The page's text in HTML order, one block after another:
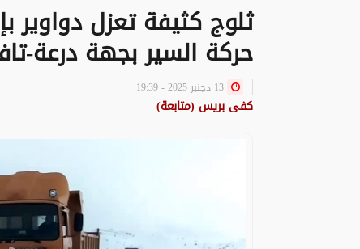
ثلوج كثيفة تعزل دواوير
حركة السير بجهة درعة-
كفى بريس (متابعة)